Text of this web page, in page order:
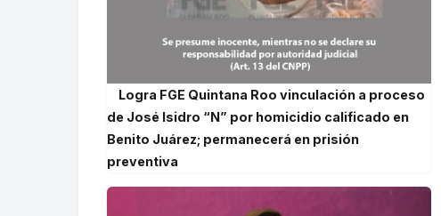
Logra FGE Quintana Roo vinculación a proceso
de José Isidro “N” por homicidio calificado en
Benito Juárez; permanecerá en prisión
preventiva